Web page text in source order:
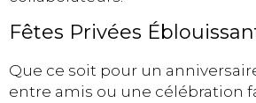
Fêtes Privées
Que ce soit pour un
entre amis ou une célébration